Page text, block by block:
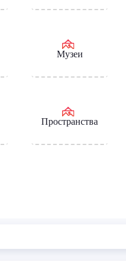
Музеи
Пространства